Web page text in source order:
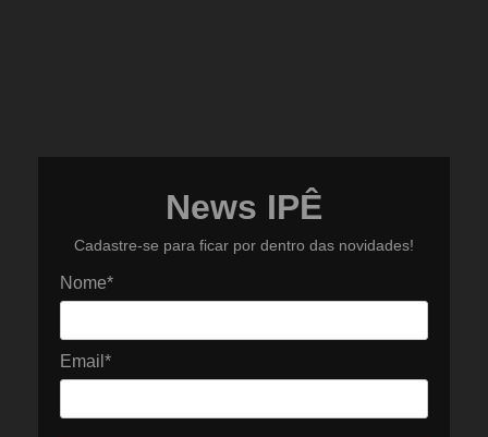
News IPÊ
Cadastre-se para ficar por dentro das novidades!
Nome*
Email*